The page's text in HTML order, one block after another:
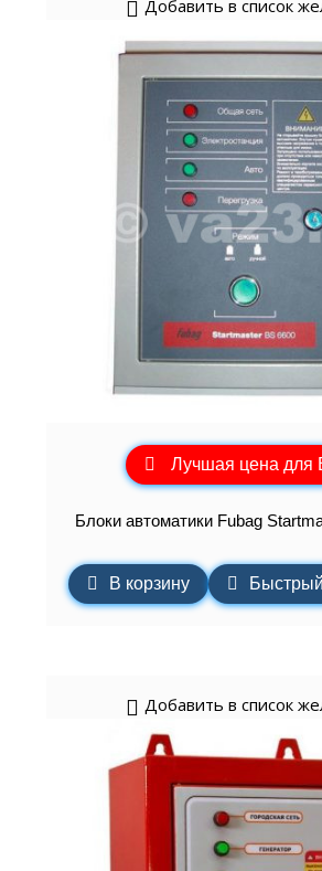
Добавить в список
Лучшая цена для
Блоки автоматики Fubag
В корзину
Добавить в список